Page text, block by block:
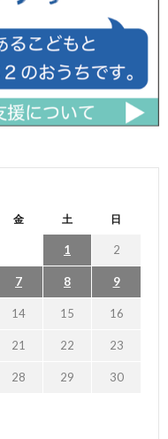
金 土 日
1 2
7 8 9
14 15 16
21 22 23
28 29 30